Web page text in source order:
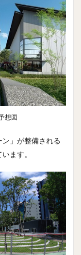
想図
」が整備される
ます。